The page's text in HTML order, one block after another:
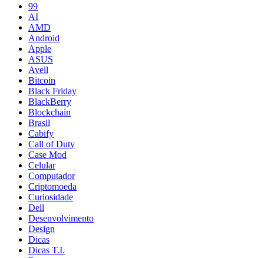
99
AI
AMD
Android
Apple
ASUS
Avell
Bitcoin
Black Friday
BlackBerry
Blockchain
Brasil
Cabify
Call of Duty
Case Mod
Celular
Computador
Criptomoeda
Curiosidade
Dell
Desenvolvimento
Design
Dicas
Dicas T.I.